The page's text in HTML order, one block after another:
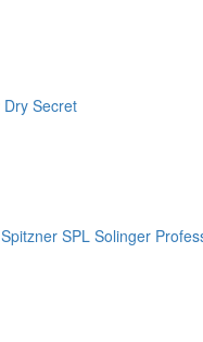
Secret
Spitzner SPL Solinger